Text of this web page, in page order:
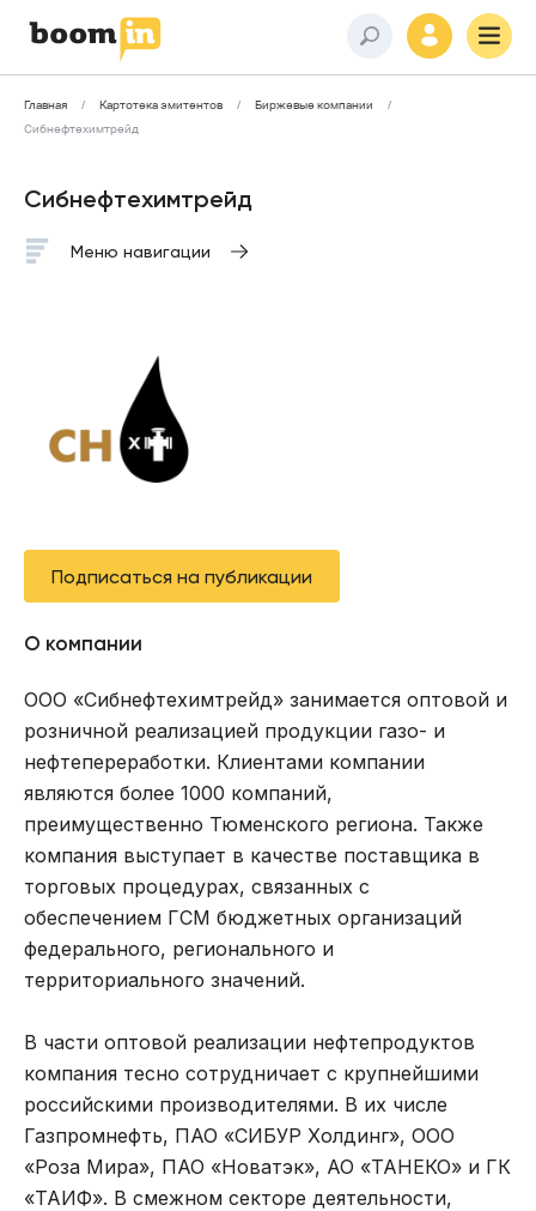
Главная Картотека эмитентов
Биржевые компании
Сибнефтехимтрейд
Сибнефтехимтрейд
Меню навигации
Подписаться на публикации
О компании
ООО «Сибнефтехимтрейд» занимается оптовой и
розничной реализацией продукции газо- и
нефтепереработки. Клиентами компании
являются более 1000 компаний,
преимущественно Тюменского региона. Также
компания выступает в качестве поставщика в
торговых процедурах, связанных с
обеспечением ГСМ бюджетных организаций
федерального, регионального и
территориального значений.
В части оптовой реализации нефтепродуктов
компания тесно сотрудничает с крупнейшими
российскими производителями. В их числе
Газпромнефть, ПАО «СИБУР Холдинг», ООО
«Роза Мира», ПАО «Новатэк», АО «ТАНЕКО» и ГК
«ТАИФ». В смежном секторе деятельности,